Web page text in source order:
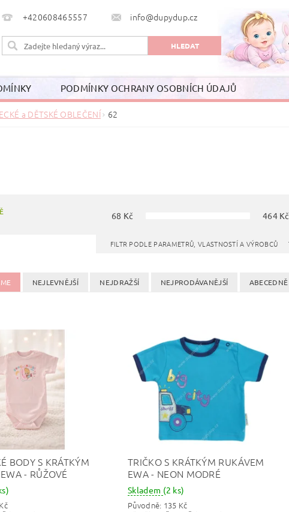
+420608465557 info@dupydup.cz
PODMÍNKY OCHRANY OSOBNÍCH ÚDAJŮ
a DĚTSKÉ OBLEČENÍ 62
68 Kč 464Kč
FILTR PODLE PARAMETRŮ, VLASTNOSTÍ A VÝROBCŮ
NEJLEVNĚJŠÍ NEJDRAŽŠÍ NEJPRODÁVANĚJŠÍ ABECEDNĚ
BODY S KRÁTKÝM
- RŮŽOVÉ
TRIČKO S KRÁTKÝM RUKÁVEM
EWA - NEON MODRÉ
Skladem (2 ks)
Původně: 135 Kč